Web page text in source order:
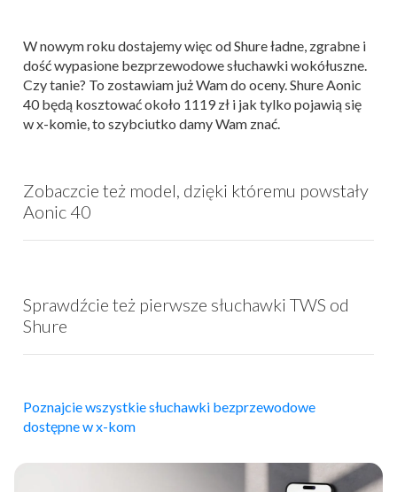
W nowym roku dostajemy więc od Shure ładne, zgrabne i
dość wypasione bezprzewodowe słuchawki wokółuszne.
Czy tanie? To zostawiam już Wam do oceny. Shure Aonic
40 będą kosztować około 1119 zł i jak tylko pojawią się
w x-komie, to szybciutko damy Wam znać.
Zobaczcie też model, dzięki któremu powstały
Aonic 40
Sprawdźcie też pierwsze słuchawki TWS od
Shure
Poznajcie wszystkie słuchawki bezprzewodowe
dostępne w x-kom